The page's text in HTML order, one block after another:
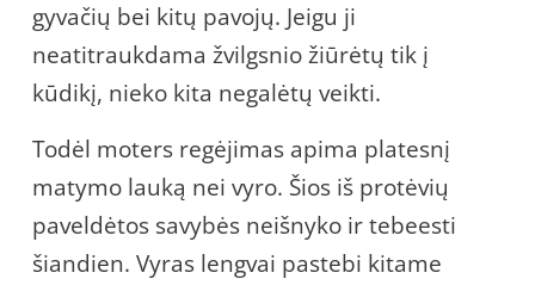
gyvačių bei kitų pavojų. Jeigu ji
neatitraukdama žvilgsnio žiūrėtų tik į
kūdikį, nieko kita negalėtų veikti.
Todėl moters regėjimas apima platesnį
matymo lauką nei vyro. Šios iš protėvių
paveldėtos savybės neišnyko ir tebeesti
šiandien. Vyras lengvai pastebi kitame